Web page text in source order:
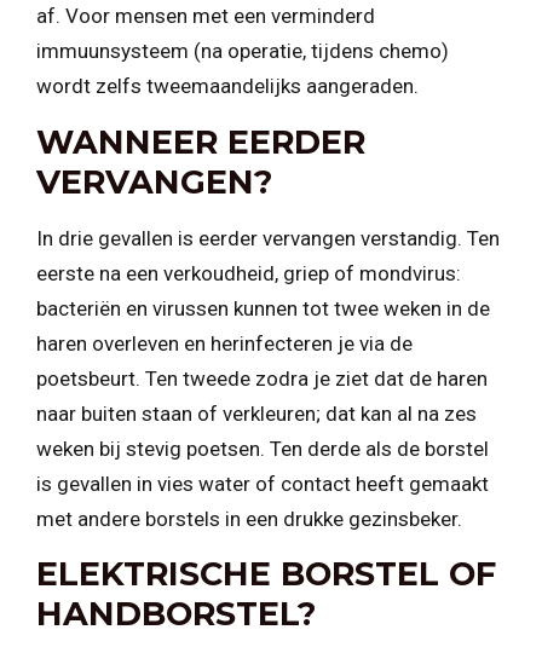
af. Voor mensen met een verminderd
immuunsysteem (na operatie, tijdens chemo)
wordt zelfs tweemaandelijks aangeraden.
WANNEER EERDER
VERVANGEN?
In drie gevallen is eerder vervangen verstandig. Ten
eerste na een verkoudheid, griep of mondvirus:
bacteriën en virussen kunnen tot twee weken in de
haren overleven en herinfecteren je via de
poetsbeurt. Ten tweede zodra je ziet dat de haren
naar buiten staan of verkleuren; dat kan al na zes
weken bij stevig poetsen. Ten derde als de borstel
is gevallen in vies water of contact heeft gemaakt
met andere borstels in een drukke gezinsbeker.
ELEKTRISCHE BORSTEL OF
HANDBORSTEL?